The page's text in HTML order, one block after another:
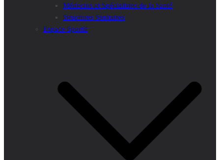
Médecins et Spécialistes de la Santé
Structures Sanitaires
Espace Sportif